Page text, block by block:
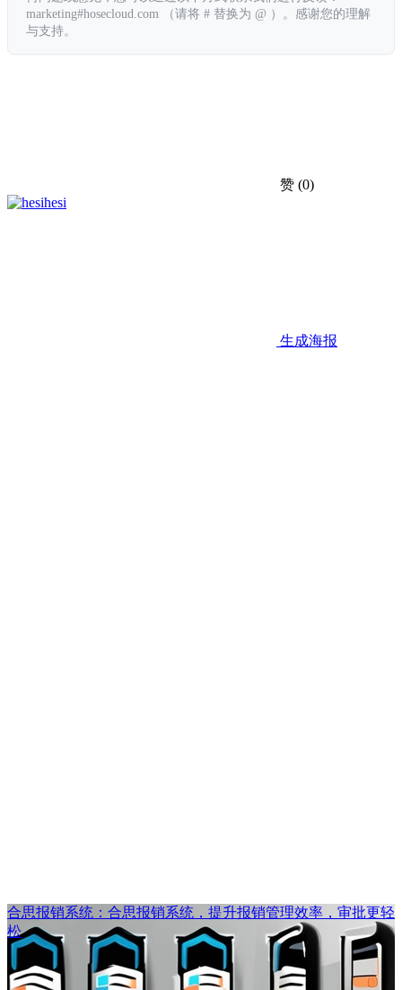
marketing#hosecloud.com （请将 # 替换为 @ ）。感谢您的理解
与支持。
赞 (0)
hesi
生成海报
合思报销系统：合思报销系统，提升报销管理效率，审批更轻
松